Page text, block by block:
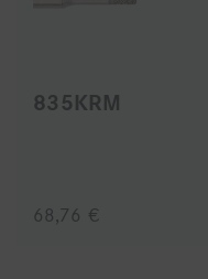
835KRM
68,76 €